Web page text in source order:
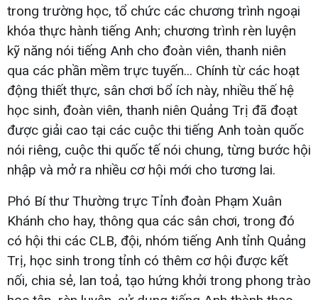
trong trường học, tổ chức các chương trình ngoại
khóa thực hành tiếng Anh; chương trình rèn luyện
kỹ năng nói tiếng Anh cho đoàn viên, thanh niên
qua các phần mềm trực tuyến... Chính từ các hoạt
động thiết thực, sân chơi bổ ích này, nhiều thế hệ
học sinh, đoàn viên, thanh niên Quảng Trị đã đoạt
được giải cao tại các cuộc thi tiếng Anh toàn quốc
nói riêng, cuộc thi quốc tế nói chung, từng bước hội
nhập và mở ra nhiều cơ hội mới cho tương lai.
Phó Bí thư Thường trực Tỉnh đoàn Phạm Xuân
Khánh cho hay, thông qua các sân chơi, trong đó
có hội thi các CLB, đội, nhóm tiếng Anh tỉnh Quảng
Trị, học sinh trong tỉnh có thêm cơ hội được kết
nối, chia sẻ, lan toả, tạo hứng khởi trong phong trào